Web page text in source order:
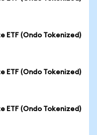
ETF (Ondo Tokenized)
ETF (Ondo Tokenized)
ETF (Ondo Tokenized)